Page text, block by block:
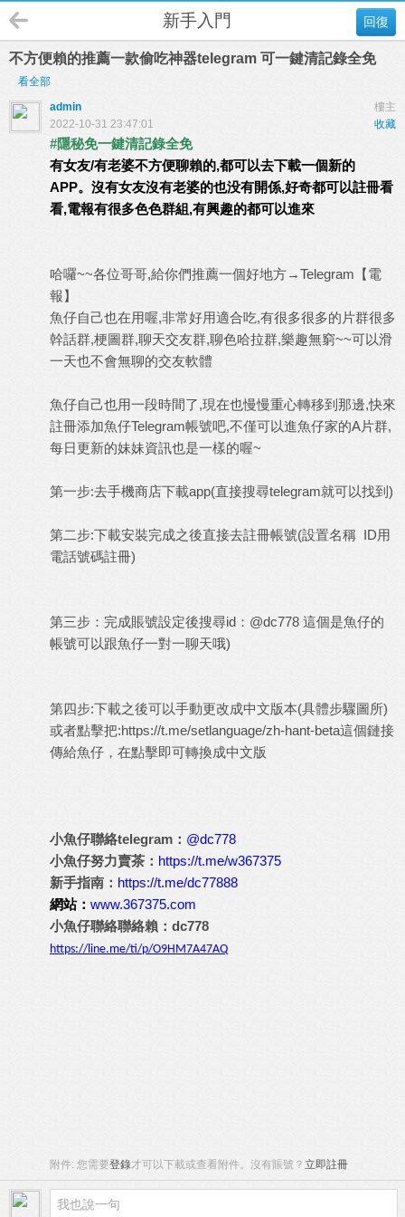
回復
新手入門
不方便賴的推薦一款偷吃神器telegram 可一鍵清記錄全免
看全部
樓主
admin
收藏
2022-10-31 23:47:01
#隱秘免一鍵清記錄全免
有女友/有老婆不方便聊賴的,都可以去下載一個新的
APP。沒有女友沒有老婆的也没有開係,好奇都可以註冊看
看,電報有很多色色群組,有興趣的都可以進來
哈囉~~各位哥哥,給你們推薦一個好地方→Telegram【電
報】
魚仔自己也在用喔,非常好用適合吃,有很多很多的片群很多
幹話群,梗圖群,聊天交友群,聊色哈拉群,樂趣無窮~~可以滑
一天也不會無聊的交友軟體
魚仔自己也用一段時間了,現在也慢慢重心轉移到那邊,快來
註冊添加魚仔Telegram帳號吧,不僅可以進魚仔家的A片群,
每日更新的妹妹資訊也是一樣的喔~
第一步:去手機商店下載app(直接搜尋telegram就可以找到)
第二步:下載安裝完成之後直接去註冊帳號(設置名稱 ID用
電話號碼註冊)
第三步：完成賬號設定後搜尋id：@dc778 這個是魚仔的
帳號可以跟魚仔一對一聊天哦)
第四步:下載之後可以手動更改成中文版本(具體步驟圖所)
或者點擊把:https://t.me/setlanguage/zh-hant-beta這個鏈接
傳給魚仔，在點擊即可轉換成中文版
小魚仔聯絡telegram： @dc778
小魚仔努力賣茶： https://t.me/w367375
新手指南： https://t.me/dc77888
網站： www.367375.com
小魚仔聯絡聯絡賴：dc778
https://line.me/ti/p/O9HM7A47AQ
附件: 您需要登錄才可以下載或查看附件。沒有賬號？ 立即註冊